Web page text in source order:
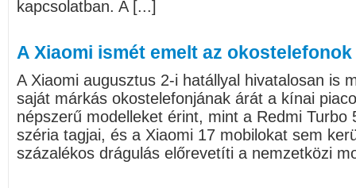
kapcsolatban. A [...]
A Xiaomi ismét emelt az okostelefonok
A Xiaomi augusztus 2-i hatállyal hivatalosan is
saját márkás okostelefonjának árát a kínai
népszerű modelleket érint, mint a Redmi Turbo
széria tagjai, és a Xiaomi 17 mobilokat sem
százalékos drágulás előrevetíti a nemzetközi